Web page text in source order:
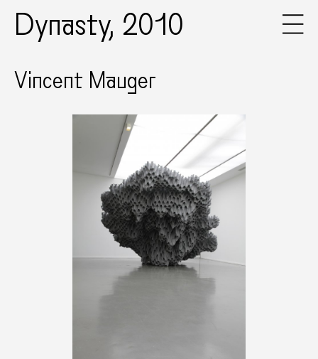
Dynasty, 2010
Vincent Mauger